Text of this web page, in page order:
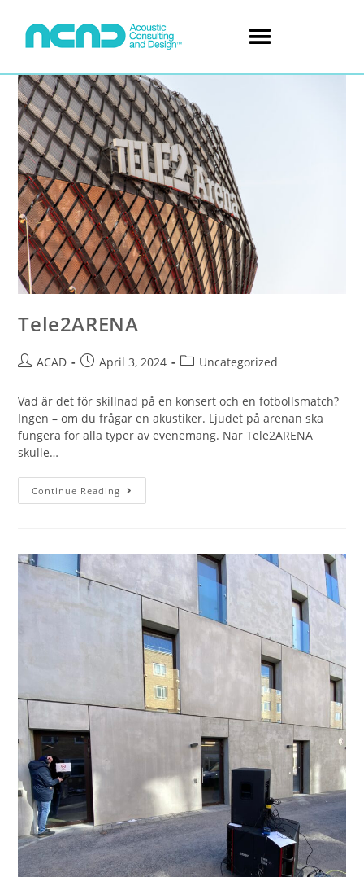
Tele2ARENA
ACAD April 3, 2024 Uncategorized
Vad är det för skillnad på en konsert och en fotbollsmatch?
Ingen – om du frågar en akustiker. Ljudet på arenan ska
fungera för alla typer av evenemang. När Tele2ARENA
skulle…
Continue Reading